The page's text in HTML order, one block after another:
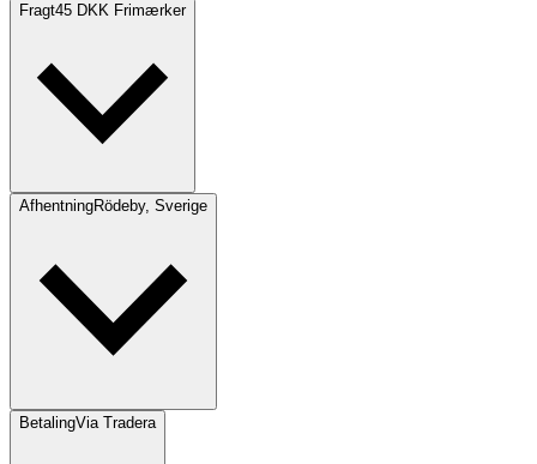
Fragt45 DKK Frimærker
AfhentningRödeby, Sverige
BetalingVia Tradera